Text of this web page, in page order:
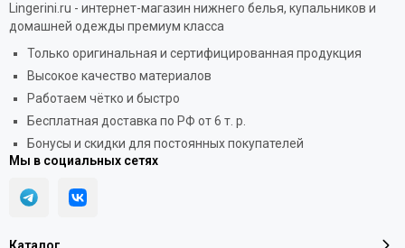
Lingerini.ru - интернет-магазин нижнего белья, купальников и
домашней одежды премиум класса
Только оригинальная и сертифицированная продукция
Высокое качество материалов
Работаем чётко и быстро
Бесплатная доставка по РФ от 6 т. р.
Бонусы и скидки для постоянных покупателей
Мы в социальных сетях